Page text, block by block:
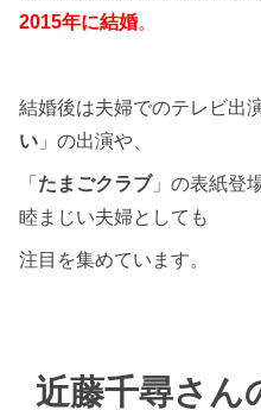
2015年に結婚。
結婚後は夫婦でのテレビ出
い 」の出演や、
「 たまごクラブ」の表紙登
睦まじい夫婦としても
注目を集めています。
近藤千尋さん